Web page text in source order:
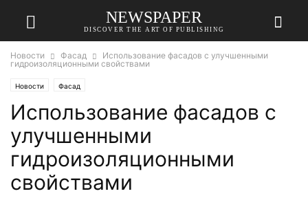
NEWSPAPER
DISCOVER THE ART OF PUBLISHING
Новости Фасад
Использование фасадов с улучшенными
гидроизоляционными свойствами
Новости Фасад
Использование фасадов с
улучшенными
гидроизоляционными
свойствами